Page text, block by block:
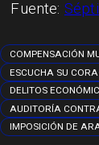
Fuente:
COMPENSACIÓN
ESCUCHA SU
DELITOS
AUDITORÍA
IMPOSICIÓN DE